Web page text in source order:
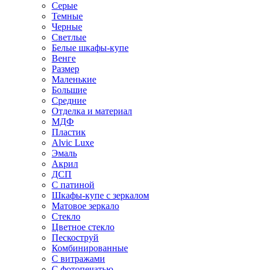
Серые
Темные
Черные
Светлые
Белые шкафы-купе
Венге
Размер
Маленькие
Большие
Средние
Отделка и материал
МДФ
Пластик
Alvic Luxe
Эмаль
Акрил
ДСП
С патиной
Шкафы-купе с зеркалом
Матовое зеркало
Стекло
Цветное стекло
Пескоструй
Комбинированные
С витражами